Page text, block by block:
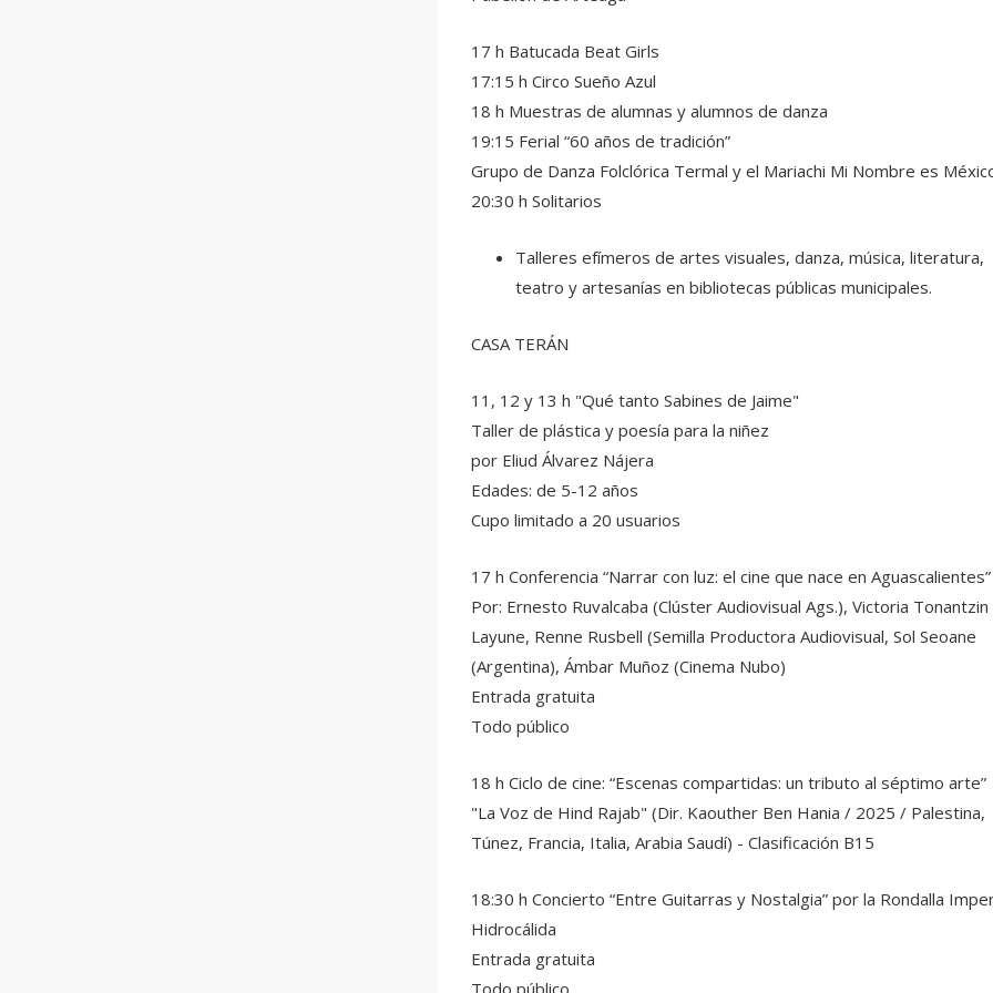
17 h Batucada Beat Girls
17:15 h Circo Sueño Azul
18 h Muestras de alumnas y alumnos de danza
19:15 Ferial “60 años de tradición”
Grupo de Danza Folclórica Termal y el Mariachi Mi Nombre es
20:30 h Solitarios
Talleres efímeros de artes visuales, danza, música, literatura,
teatro y artesanías en bibliotecas públicas municipales.
CASA TERÁN
11, 12 y 13 h "Qué tanto Sabines de Jaime"
Taller de plástica y poesía para la niñez
por Eliud Álvarez Nájera
Edades: de 5-12 años
Cupo limitado a 20 usuarios
17 h Conferencia “Narrar con luz: el cine que nace en Aguascalientes”
Por: Ernesto Ruvalcaba (Clúster Audiovisual Ags.), Victoria Tonantzin
Layune, Renne Rusbell (Semilla Productora Audiovisual, Sol Seoane
(Argentina), Ámbar Muñoz (Cinema Nubo)
Entrada gratuita
Todo público
18 h Ciclo de cine: “Escenas compartidas: un tributo al séptimo arte”
"La Voz de Hind Rajab" (Dir. Kaouther Ben Hania / 2025 / Palestina,
Túnez, Francia, Italia, Arabia Saudí) - Clasificación B15
18:30 h Concierto “Entre Guitarras y Nostalgia” por la Rondalla
Hidrocálida
Entrada gratuita
Todo público